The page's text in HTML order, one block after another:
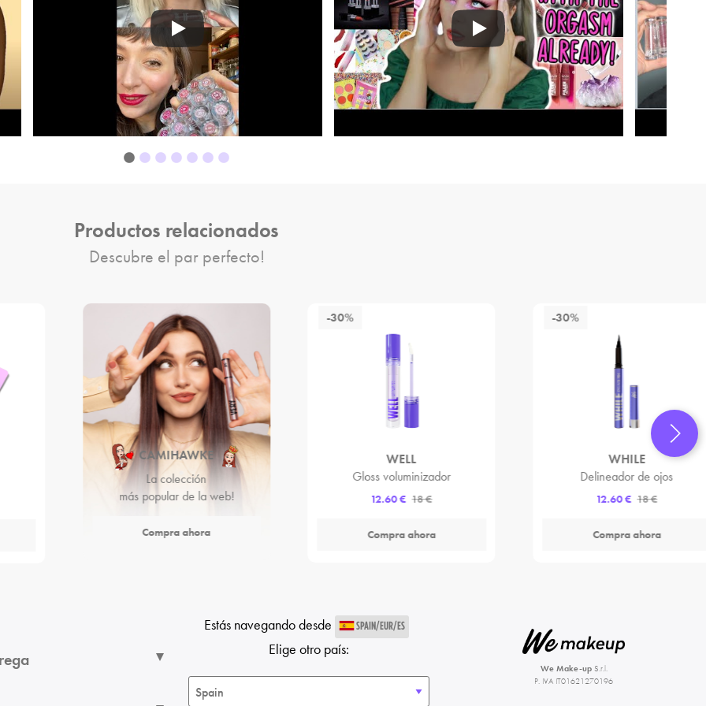
Productos relacionados
Descubre el par perfecto!
CAMIHAWKE
La colección
más popular de la web!
Compra ahora
-30%
WELL
Gloss voluminizador
12.60 € 18 €
Compra ahora
-30%
WHILE
Delineador de ojos
12.60 € 18 €
Compra ahora
Estás navegando desde SPAIN/EUR/ES
Elige otro país:
We Make-upS.r.l.
P. IVA IT01621270196